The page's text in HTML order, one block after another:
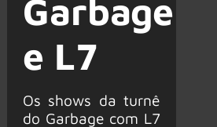
Garbage
e L7
Os shows da turnê
do Garbage com L7